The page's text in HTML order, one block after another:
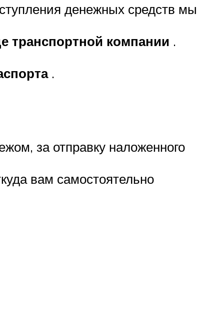
денежных средств мы
транспортной компании .
.
за отправку наложенного
вам самостоятельно